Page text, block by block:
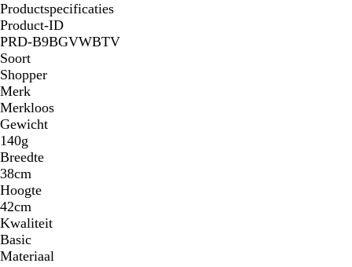
Productspecificaties
Product-ID
PRD-B9BGVWBTV
Soort
Shopper
Merk
Merkloos
Gewicht
140g
Breedte
38cm
Hoogte
42cm
Kwaliteit
Basic
Materiaal